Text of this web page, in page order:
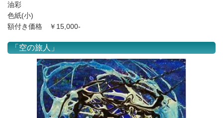
油彩
色紙(小)
額付き価格 ￥15,000-
「空の旅人」